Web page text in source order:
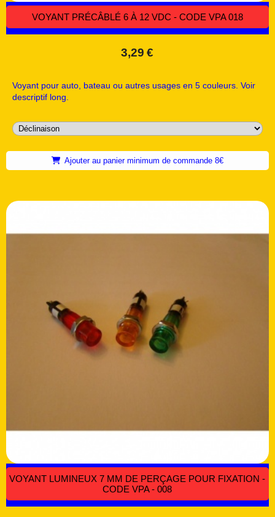
VOYANT PRÉCÂBLÉ 6 À 12 VDC - CODE VPA 018
3,29 €
Voyant pour auto, bateau ou autres usages en 5 couleurs. Voir
descriptif long.
Ajouter au panier minimum de commande 8€
VOYANT LUMINEUX 7 MM DE PERÇAGE POUR FIXATION -
CODE VPA - 008